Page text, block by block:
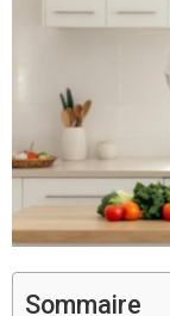
Sommaire